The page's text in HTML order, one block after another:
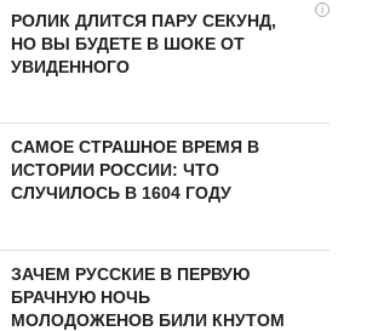
i
РОЛИК ДЛИТСЯ ПАРУ СЕКУНД,
НО ВЫ БУДЕТЕ В ШОКЕ ОТ
УВИДЕННОГО
САМОЕ СТРАШНОЕ ВРЕМЯ В
ИСТОРИИ РОССИИ: ЧТО
СЛУЧИЛОСЬ В 1604 ГОДУ
ЗАЧЕМ РУССКИЕ В ПЕРВУЮ
БРАЧНУЮ НОЧЬ
МОЛОДОЖЕНОВ БИЛИ КНУТОМ